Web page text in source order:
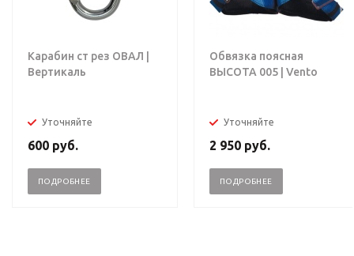
Карабин ст рез ОВАЛ |
Вертикаль
Уточняйте
600 руб.
ПОДРОБНЕЕ
Обвязка поясная
ВЫСОТА 005 | Vento
Уточняйте
2 950 руб.
ПОДРОБНЕЕ